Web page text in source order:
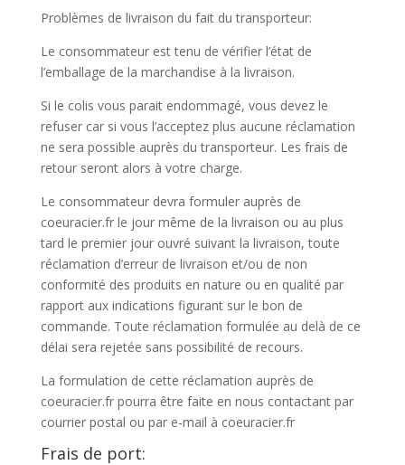
Problèmes de livraison du fait du transporteur:
Le consommateur est tenu de vérifier l’état de
l’emballage de la marchandise à la livraison.
Si le colis vous parait endommagé, vous devez le
refuser car si vous l’acceptez plus aucune réclamation
ne sera possible auprès du transporteur. Les frais de
retour seront alors à votre charge.
Le consommateur devra formuler auprès de
coeuracier.fr le jour même de la livraison ou au plus
tard le premier jour ouvré suivant la livraison, toute
réclamation d’erreur de livraison et/ou de non
conformité des produits en nature ou en qualité par
rapport aux indications figurant sur le bon de
commande. Toute réclamation formulée au delà de ce
délai sera rejetée sans possibilité de recours.
La formulation de cette réclamation auprès de
coeuracier.fr pourra être faite en nous contactant par
courrier postal ou par e-mail à coeuracier.fr
Frais de port: